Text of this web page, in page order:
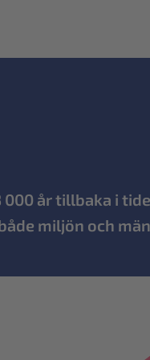
år tillbaka i
miljön och